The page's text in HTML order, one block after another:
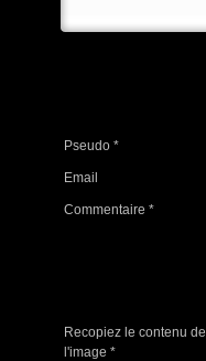
Pseudo *
Email
Commentaire *
Recopiez le contenu de
l'image *